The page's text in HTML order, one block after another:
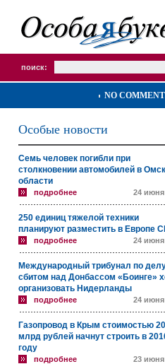
поиск:
NO
Особые новости
Семь человек погибли при
столкновении автомобилей в
области
подробнее 24 июня
250 единиц тяжелой техники
планируют разместить в Европе
подробнее 24 июня
Международный трибунал по
сбитом над Донбассом «Боинге»
организовать Нидерланды
подробнее 24 июня
Газопровод в Крым стоимостью 20
млрд рублей начнут строить в
году
подробнее 23 июня